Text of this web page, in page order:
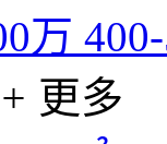
万
+ 更多